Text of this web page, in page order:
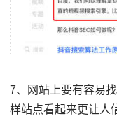
7、网站上要有容易
样站点看起来更让人